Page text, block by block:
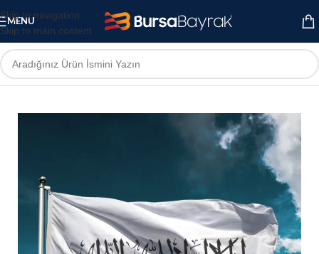
Skip to navigation
Skip to main content
MENU
Ana Sayfa Ülke Bayrakları